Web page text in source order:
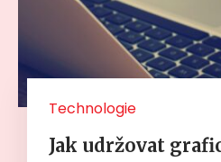
Technologie
Jak udržovat